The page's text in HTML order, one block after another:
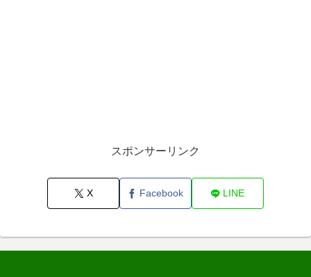
スポンサーリンク
X Facebook LINE